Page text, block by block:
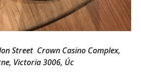
Street Crown Casino Complex,
Victoria 3006, Úc